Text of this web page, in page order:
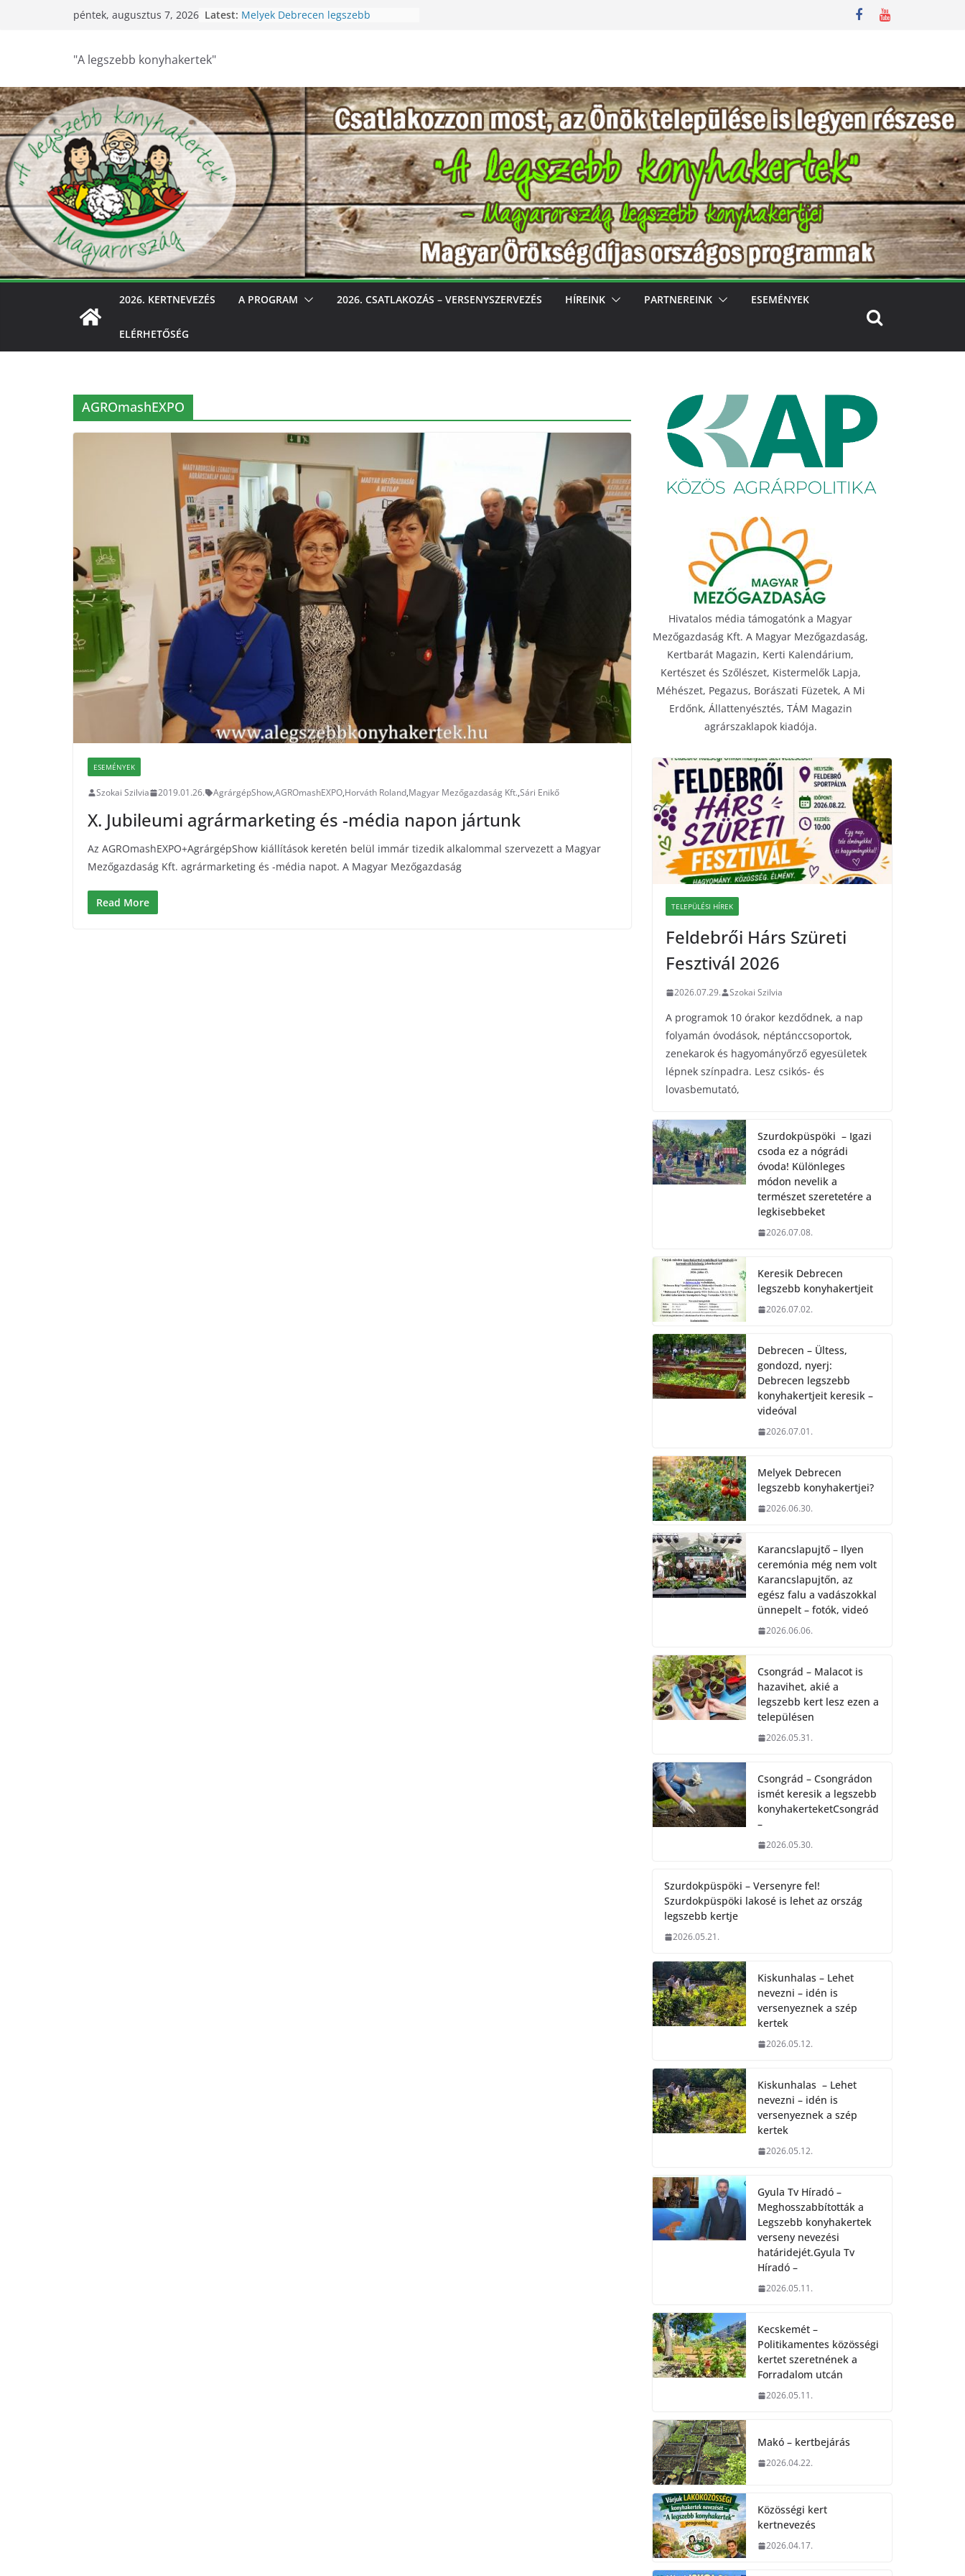
péntek, augusztus 7, 2026 Latest: Melyek Debrecen legszebb
nógrádi óvoda! Különleges módon
nevelik a természet szeretetére a
legkisebbeket
Keresik Debrecen legszebb
konyhakertjeit
Debrecen – Ültess, gondozd, nyerj:
Debrecen legszebb konyhakertjeit
keresik – videóval
"A legszebb konyhakertek"
2026. KERTNEVEZÉS A PROGRAM 2026. CSATLAKOZÁS – VERSENYSZERVEZÉS HÍREINK PARTNEREINK ESEMÉNYEK
ELÉRHETŐSÉG
AGROmashEXPO
ESEMÉNYEK
Szokai Szilvia 2019.01.26. AgrárgépShow,AGROmashEXPO,Horváth Roland,Magyar Mezőgazdaság Kft.,Sári Enikő
X. Jubileumi agrármarketing és -média napon jártunk
Az AGROmashEXPO+AgrárgépShow kiállítások keretén belül immár tizedik alkalommal szervezett a Magyar
Mezőgazdaság Kft. agrármarketing és -média napot. A Magyar Mezőgazdaság
Read More
Hivatalos média támogatónk a Magyar
Mezőgazdaság Kft. A Magyar Mezőgazdaság,
Kertbarát Magazin, Kerti Kalendárium,
Kertészet és Szőlészet, Kistermelők Lapja,
Méhészet, Pegazus, Borászati Füzetek, A Mi
Erdőnk, Állattenyésztés, TÁM Magazin
agrárszaklapok kiadója.
TELEPÜLÉSI HÍREK
Feldebrői Hárs Szüreti
Fesztivál 2026
2026.07.29. Szokai Szilvia
A programok 10 órakor kezdődnek, a nap
folyamán óvodások, néptánccsoportok,
zenekarok és hagyományőrző egyesületek
lépnek színpadra. Lesz csikós- és
lovasbemutató,
Szurdokpüspöki – Igazi
csoda ez a nógrádi
óvoda! Különleges
módon nevelik a
természet szeretetére a
legkisebbeket
2026.07.08.
Keresik Debrecen
legszebb konyhakertjeit
2026.07.02.
Debrecen – Ültess,
gondozd, nyerj:
Debrecen legszebb
konyhakertjeit keresik –
videóval
2026.07.01.
Melyek Debrecen
legszebb konyhakertjei?
2026.06.30.
Karancslapujtő – Ilyen
ceremónia még nem volt
Karancslapujtőn, az
egész falu a vadászokkal
ünnepelt – fotók, videó
2026.06.06.
Csongrád – Malacot is
hazavihet, akié a
legszebb kert lesz ezen a
településen
2026.05.31.
Csongrád – Csongrádon
ismét keresik a legszebb
konyhakerteketCsongrád
–
2026.05.30.
Szurdokpüspöki – Versenyre fel!
Szurdokpüspöki lakosé is lehet az ország
legszebb kertje
2026.05.21.
Kiskunhalas – Lehet
nevezni – idén is
versenyeznek a szép
kertek
2026.05.12.
Kiskunhalas – Lehet
nevezni – idén is
versenyeznek a szép
kertek
2026.05.12.
Gyula Tv Híradó –
Meghosszabbították a
Legszebb konyhakertek
verseny nevezési
határidejét.Gyula Tv
Híradó –
2026.05.11.
Kecskemét –
Politikamentes közösségi
kertet szeretnének a
Forradalom utcán
2026.05.11.
Makó – kertbejárás
2026.04.22.
Közösségi kert
kertnevezés
2026.04.17.